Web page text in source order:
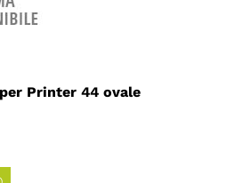
Printer 44 ovale